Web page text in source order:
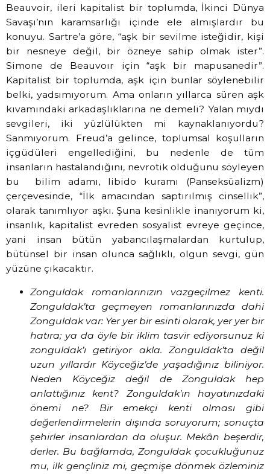
Beauvoir, ileri kapitalist bir toplumda, İkinci Dünya
Savaşı’nın karamsarlığı içinde ele almışlardır bu
konuyu. Sartre’a göre, “aşk bir sevilme isteğidir, kişi
bir nesneye değil, bir özneye sahip olmak ister”.
Simone de Beauvoır için “aşk bir mapusanedir”.
Kapitalist bir toplumda, aşk için bunlar söylenebilir
belki, yadsımıyorum. Ama onların yıllarca süren aşk
kıvamındaki arkadaşlıklarına ne demeli? Yalan mıydı
sevgileri, iki yüzlülükten mi kaynaklanıyordu?
Sanmıyorum. Freud’a gelince, toplumsal koşulların
içgüdüleri engellediğini, bu nedenle de tüm
insanların hastalandığını, nevrotik olduğunu söyleyen
bu
bilim adamı, libido kuramı (Panseksüalizm)
çerçevesinde, “İlk amacından saptırılmış cinsellik”,
olarak tanımlıyor aşkı. Şuna kesinlikle inanıyorum ki,
insanlık, kapitalist evreden sosyalist evreye geçince,
yani insan bütün yabancılaşmalardan kurtulup,
bütünsel bir insan olunca sağlıklı, olgun sevgi, gün
yüzüne çıkacaktır.
Zonguldak romanlarınızın vazgeçilmez kenti.
Zonguldak’ta geçmeyen romanlarınızda dahi
Zonguldak var: Yer yer bir esinti olarak, yer yer bir
hatıra; ya da öyle bir iklim tasvir ediyorsunuz ki
zonguldak’ı getiriyor akla. Zonguldak’ta değil
uzun yıllardır Köyceğiz’de yaşadığınız biliniyor.
Neden Köyceğiz değil de Zonguldak hep
anlattığınız kent? Zonguldak’ın hayatınızdaki
önemi ne? Bir emekçi kenti olması gibi
değerlendirmelerin dışında soruyorum; sonuçta
şehirler insanlardan da oluşur. Mekân beşerdir,
derler. Bu bağlamda, Zonguldak çocukluğunuz
mu, ilk gençliniz mi, geçmişe dönmek özleminiz